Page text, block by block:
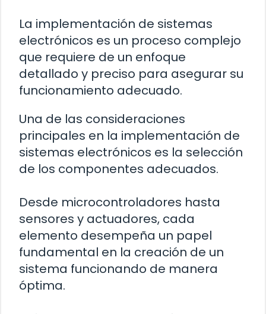
La implementación de sistemas
electrónicos es un proceso complejo
que requiere de un enfoque
detallado y preciso para asegurar su
funcionamiento adecuado.
Una de las consideraciones
principales en la implementación de
sistemas electrónicos es la selección
de los componentes adecuados.
Desde microcontroladores hasta
sensores y actuadores, cada
elemento desempeña un papel
fundamental en la creación de un
sistema funcionando de manera
óptima.